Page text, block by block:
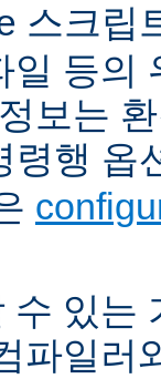
스크립
일 등의
보는
령행 옵
수 있는
파일러